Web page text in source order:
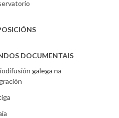
DOCUMENTAIS
galega na